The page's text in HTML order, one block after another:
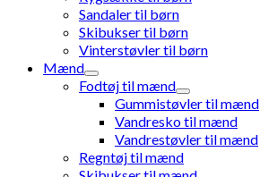
Sandaler til børn
Skibukser til børn
Vinterstøvler til børn
Mænd
Fodtøj til mænd
Gummistøvler til mænd
Vandresko til mænd
Vandrestøvler til mænd
Regntøj til mænd